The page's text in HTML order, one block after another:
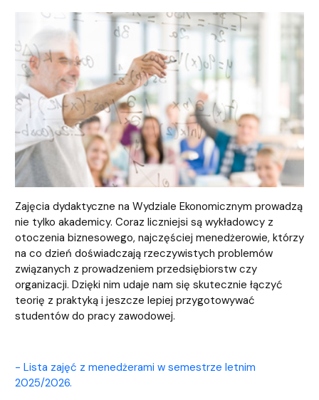
Zajęcia dydaktyczne na Wydziale Ekonomicznym prowadzą
nie tylko akademicy. Coraz liczniejsi są wykładowcy z
otoczenia biznesowego, najczęściej menedżerowie, którzy
na co dzień doświadczają rzeczywistych problemów
związanych z prowadzeniem przedsiębiorstw czy
organizacji. Dzięki nim udaje nam się skutecznie łączyć
teorię z praktyką i jeszcze lepiej przygotowywać
studentów do pracy zawodowej.
- Lista zajęć z menedżerami w semestrze letnim
2025/2026.